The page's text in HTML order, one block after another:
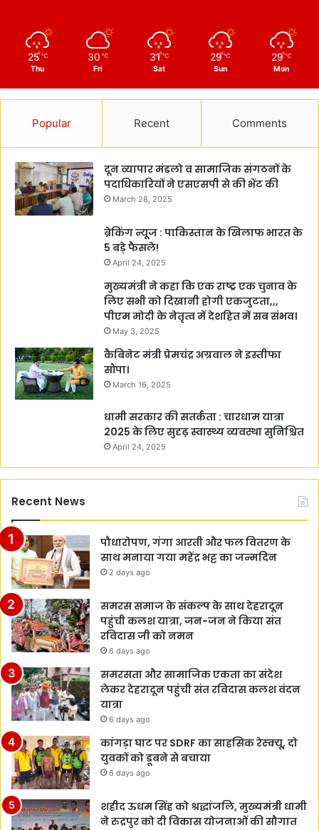
25 ℃
Thu
30 ℃
Fri
31 ℃
Sat
29 ℃
Sun
29 ℃
Mon
Popular Recent Comments
दून व्यापार मंडलो व सामाजिक संगठनों के
पदाधिकारियों ने एसएसपी से की भेंट की
March 28, 2025
ब्रेकिंग न्यूज : पाकिस्तान के खिलाफ भारत के
5 बड़े फैसले!
April 24, 2025
मुख्यमंत्री ने कहा कि एक राष्ट्र एक चुनाव के
लिए सभी को दिखानी होगी एकजुटता,,,
पीएम मोदी के नेतृत्व में देशहित में सब संभव।
May 3, 2025
कैबिनेट मंत्री प्रेमचंद्र अग्रवाल ने इस्तीफा
सौंपा।
March 16, 2025
धामी सरकार की सतर्कता : चारधाम यात्रा
2025 के लिए सुदृढ़ स्वास्थ्य व्यवस्था सुनिश्चित
April 24, 2025
Recent News
पौधारोपण, गंगा आरती और फल वितरण के
साथ मनाया गया महेंद्र भट्ट का जन्मदिन
2 days ago
समरस समाज के संकल्प के साथ देहरादून
पहुंची कलश यात्रा, जन-जन ने किया संत
रविदास जी को नमन
6 days ago
समरसता और सामाजिक एकता का संदेश
लेकर देहरादून पहुंची संत रविदास कलश वंदन
यात्रा
6 days ago
कांगड़ा घाट पर SDRF का साहसिक रेस्क्यू, दो
युवकों को डूबने से बचाया
6 days ago
शहीद ऊधम सिंह को श्रद्धांजलि, मुख्यमंत्री धामी
ने रुद्रपुर को दी विकास योजनाओं की सौगात